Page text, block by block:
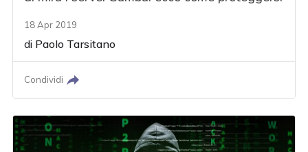
18 Apr 2019
di Paolo Tarsitano
Condividi